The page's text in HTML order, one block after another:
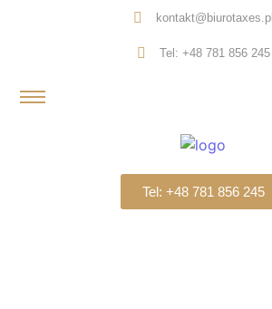
kontakt@biurotaxes.pl
Tel: +48 781 856 245
Tel: +48 781 856 245